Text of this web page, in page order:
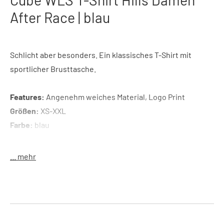
After Race | blau
Schlicht aber besonders. Ein klassisches T-Shirt mit
sportlicher Brusttasche.
Features: Angenehm weiches Material, Logo Print
Größen: XS-XXL
Farbe: blau
... mehr